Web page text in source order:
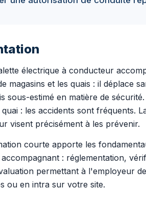
électrique à conducteur
magasins et les quais : il déplace
sous-estimé en matière de
: les accidents sont fréquents.
visent précisément à les prévenir.
courte apporte les
: réglementation,
permettant à l'employeur
ou en intra sur votre site.